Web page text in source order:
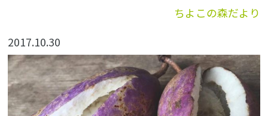
ちよこの森だより
2017.10.30